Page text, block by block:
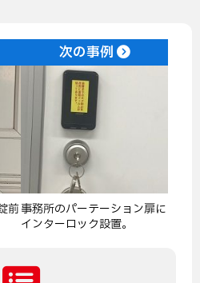
前
次の事例
事務所のパーテーション扉に
インターロック設置。